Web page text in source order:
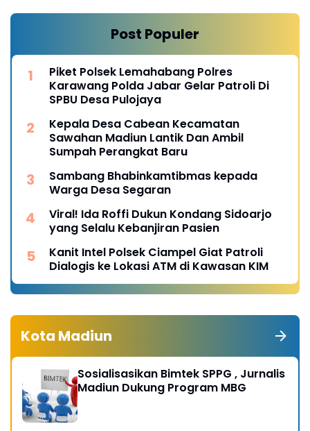
Post Populer
Piket Polsek Lemahabang Polres
Karawang Polda Jabar Gelar Patroli Di
SPBU Desa Pulojaya
Kepala Desa Cabean Kecamatan
Sawahan Madiun Lantik Dan Ambil
Sumpah Perangkat Baru
Sambang Bhabinkamtibmas kepada
Warga Desa Segaran
Viral! Ida Roffi Dukun Kondang Sidoarjo
yang Selalu Kebanjiran Pasien
Kanit Intel Polsek Ciampel Giat Patroli
Dialogis ke Lokasi ATM di Kawasan KIM
Kota Madiun
Sosialisasikan Bimtek SPPG , Jurnalis
Madiun Dukung Program MBG